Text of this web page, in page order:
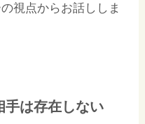
視点からお話ししま
手は存在しない